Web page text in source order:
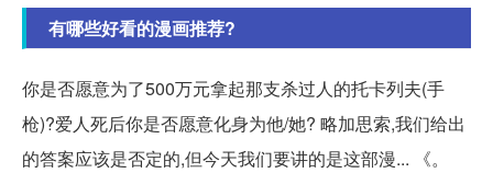
有哪些好看的漫画推荐?
你是否愿意为了500万元拿起那支杀过人的托卡列夫(手
枪)?爱人死后你是否愿意化身为他/她? 略加思索,我们给出
的答案应该是否定的,但今天我们要讲的是这部漫... 《。